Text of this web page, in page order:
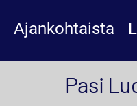
Ajankohtaista
Pasi